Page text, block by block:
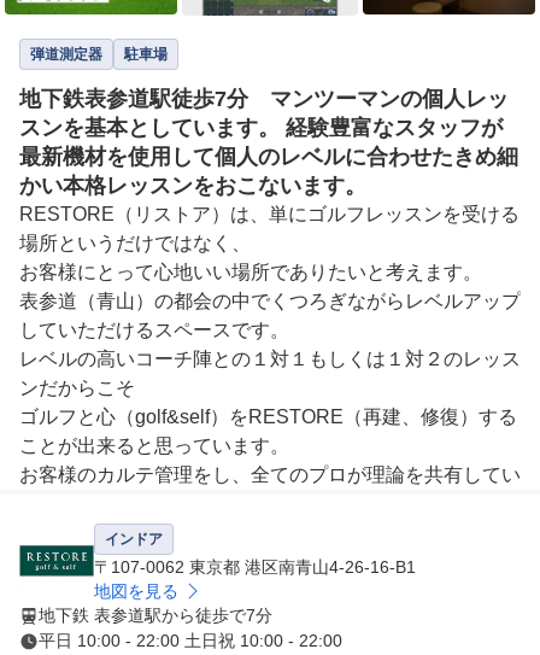
弾道測定器 駐車場
地下鉄表参道駅徒歩7分 マンツーマンの個人レッ
スンを基本としています。 経験豊富なスタッフが
最新機材を使用して個人のレベルに合わせたきめ細
かい本格レッスンをおこないます。
RESTORE（リストア）は、単にゴルフレッスンを受ける
場所というだけではなく、
お客様にとって心地いい場所でありたいと考えます。
表参道（青山）の都会の中でくつろぎながらレベルアップ
していただけるスペースです。
レベルの高いコーチ陣との１対１もしくは１対２のレッス
ンだからこそ
ゴルフと心（golf&self）をRESTORE（再建、修復）する
ことが出来ると思っています。
お客様のカルテ管理をし、全てのプロが理論を共有してい
インドア
〒107-0062 東京都 港区南青山4-26-16-B1
地図を見る
地下鉄 表参道駅から徒歩で7分
平日 10:00 - 22:00 土日祝 10:00 - 22:00